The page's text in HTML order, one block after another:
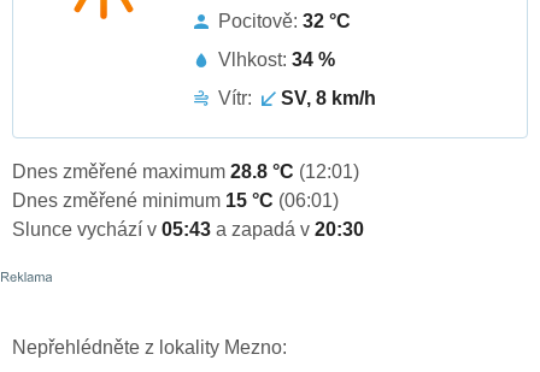
Pocitově: 32 °C
Vlhkost: 34 %
Vítr:
SV, 8 km/h
Dnes změřené maximum 28.8 °C (12:01)
Dnes změřené minimum 15 °C (06:01)
Slunce vychází v 05:43 a zapadá v 20:30
Nepřehlédněte z lokality Mezno: